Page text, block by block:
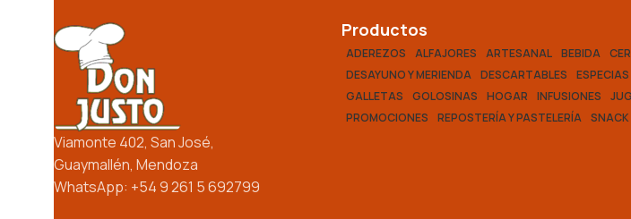
Viamonte 402, San José,
Guaymallén, Mendoza
WhatsApp: +54 9 261 5 692799
Productos
ADEREZOS ALFAJORES ARTESANAL BEBIDA
DESAYUNO Y MERIENDA DESCARTABLES
GALLETAS
GOLOSINAS HOGAR INFUSIONES
PROMOCIONES
REPOSTERÍA Y PASTELERÍA SNACK